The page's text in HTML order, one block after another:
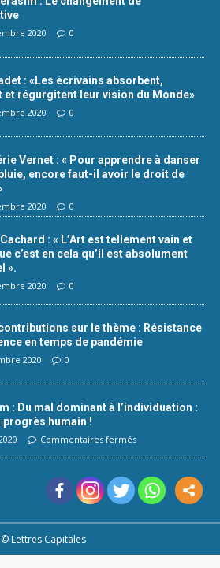
2020 0
: «Les écrivains absorbent,
et régurgitent leur vision du Monde»
2020 0
Vernet : « Pour apprendre à danser
encore faut-il avoir le droit de
2020 0
: « L’Art est tellement vain et
c’est en cela qu’il est absolument
».
2020 0
sur le thème : Résistance
en temps de pandémie
2020 0
: Du mal dominant à l’individuation :
progrès humain !
Commentaires fermés
© Lettres Capitales